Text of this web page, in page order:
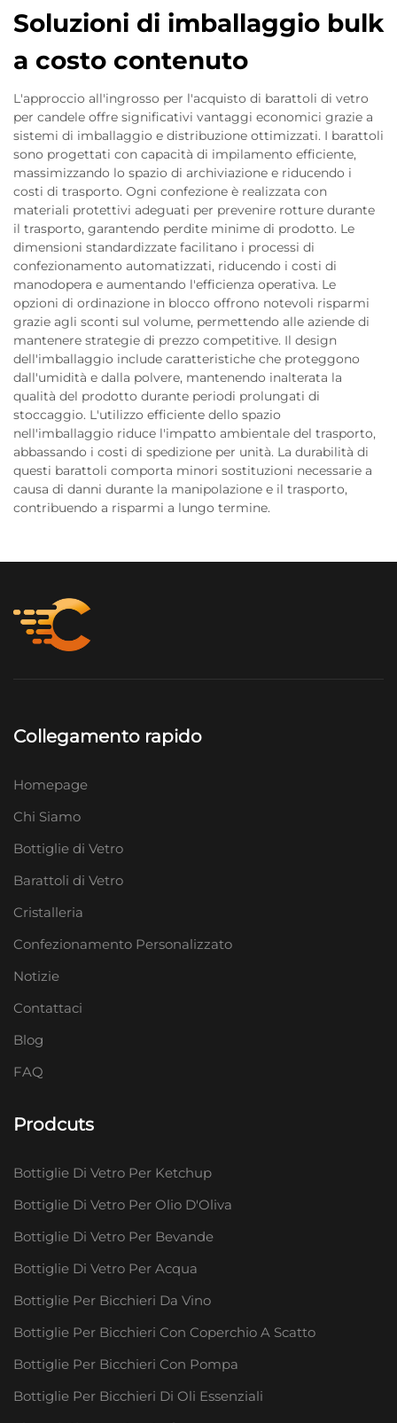
Soluzioni di imballaggio bulk
a costo contenuto
L'approccio all'ingrosso per l'acquisto di barattoli di vetro
per candele offre significativi vantaggi economici grazie a
sistemi di imballaggio e distribuzione ottimizzati. I barattoli
sono progettati con capacità di impilamento efficiente,
massimizzando lo spazio di archiviazione e riducendo i
costi di trasporto. Ogni confezione è realizzata con
materiali protettivi adeguati per prevenire rotture durante
il trasporto, garantendo perdite minime di prodotto. Le
dimensioni standardizzate facilitano i processi di
confezionamento automatizzati, riducendo i costi di
manodopera e aumentando l'efficienza operativa. Le
opzioni di ordinazione in blocco offrono notevoli risparmi
grazie agli sconti sul volume, permettendo alle aziende di
mantenere strategie di prezzo competitive. Il design
dell'imballaggio include caratteristiche che proteggono
dall'umidità e dalla polvere, mantenendo inalterata la
qualità del prodotto durante periodi prolungati di
stoccaggio. L'utilizzo efficiente dello spazio
nell'imballaggio riduce l'impatto ambientale del trasporto,
abbassando i costi di spedizione per unità. La durabilità di
questi barattoli comporta minori sostituzioni necessarie a
causa di danni durante la manipolazione e il trasporto,
contribuendo a risparmi a lungo termine.
Collegamento rapido
Homepage
Chi Siamo
Bottiglie di Vetro
Barattoli di Vetro
Cristalleria
Confezionamento Personalizzato
Notizie
Contattaci
Blog
FAQ
Prodcuts
Bottiglie Di Vetro Per Ketchup
Bottiglie Di Vetro Per Olio D'Oliva
Bottiglie Di Vetro Per Bevande
Bottiglie Di Vetro Per Acqua
Bottiglie Per Bicchieri Da Vino
Bottiglie Per Bicchieri Con Coperchio A Scatto
Bottiglie Per Bicchieri Con Pompa
Bottiglie Per Bicchieri Di Oli Essenziali